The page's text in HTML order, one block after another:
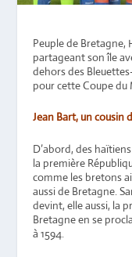
Peuple de Bretagne,
partageant son île
dehors des
pour cette Coupe du
Jean Bart, un cousin
D’abord, des
la première
comme les bretons
aussi de Bretagne.
devint, elle aussi, la
Bretagne en se
à 1594.